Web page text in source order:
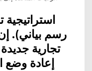
استراتيجية
رسم بياني).
تجارية
إعادة وضع